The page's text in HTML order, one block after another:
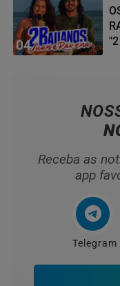
04
Receba as
app
Telegram